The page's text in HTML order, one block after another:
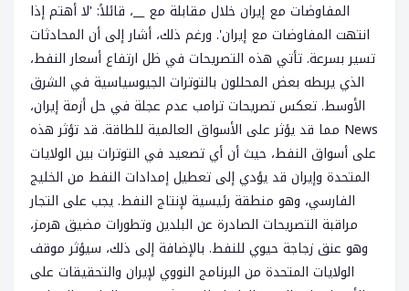
المفاوضات مع إيران خلال مقابلة مع __، قائلاً: 'لا أهتم إذا
انتهت المفاوضات مع إيران'. ورغم ذلك، أشار إلى أن المحادثات
تسير بسرعة. تأتي هذه التصريحات في ظل ارتفاع أسعار النفط،
الذي يربطه بعض المحللون بالتوترات الجيوسياسية في الشرق
الأوسط. تعكس تصريحات ترامب عدم عجلة في حل أزمة إيران،
مما قد يؤثر على الأسواق العالمية للطاقة. قد تؤثر هذه News
على أسواق النفط، حيث أن أي تصعيد في التوترات بين الولايات
المتحدة وإيران قد يؤدي إلى تعطيل إمدادات النفط من الخليج
الفارسي، وهو منطقة رئيسية لإنتاج النفط. يجب على التجار
مراقبة التصريحات الصادرة عن البلدين وتطورات مضيق هرمز،
وهو عنق زجاجة حيوي للنفط. بالإضافة إلى ذلك، سيؤثر موقف
الولايات المتحدة من البرنامج النووي لإيران والتحقيقات على